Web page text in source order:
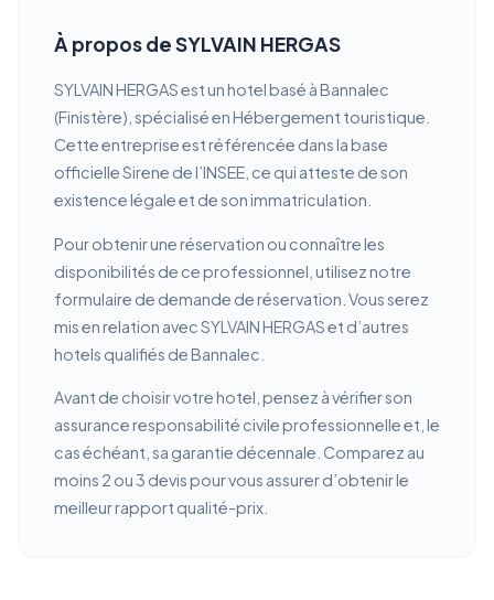
À propos de SYLVAIN HERGAS
SYLVAIN HERGAS est un hotel basé à Bannalec
(Finistère), spécialisé en Hébergement touristique.
Cette entreprise est référencée dans la base
officielle Sirene de l’INSEE, ce qui atteste de son
existence légale et de son immatriculation.
Pour obtenir une réservation ou connaître les
disponibilités de ce professionnel, utilisez notre
formulaire de demande de réservation. Vous serez
mis en relation avec SYLVAIN HERGAS et d’autres
hotels qualifiés de Bannalec.
Avant de choisir votre hotel, pensez à vérifier son
assurance responsabilité civile professionnelle et, le
cas échéant, sa garantie décennale. Comparez au
moins 2 ou 3 devis pour vous assurer d’obtenir le
meilleur rapport qualité-prix.